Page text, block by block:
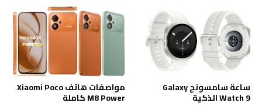
ساعة سامسونج Galaxy
Watch 9 الذكية
مواصفات هاتف Xiaomi Poco
M8 Power كاملة